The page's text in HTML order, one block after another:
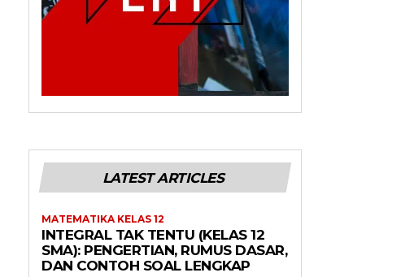
LATEST ARTICLES
MATEMATIKA KELAS 12
INTEGRAL TAK TENTU (KELAS 12
SMA): PENGERTIAN, RUMUS DASAR,
DAN CONTOH SOAL LENGKAP